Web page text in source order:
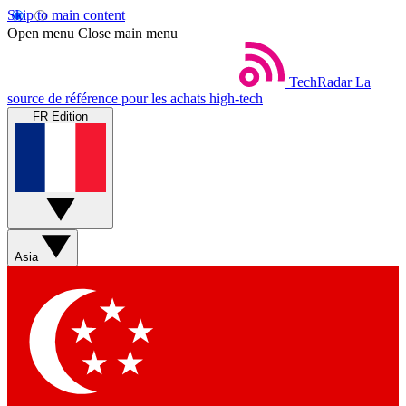
Skip to main content
Open menu Close main menu
TechRadar La
source de référence pour les achats high-tech
FR Edition
Asia